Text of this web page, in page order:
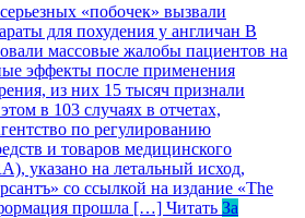
«побочек» вызвали
для похудения у англичан В
массовые жалобы пациентов на
эффекты после применения
из них 15 тысяч признали
в 103 случаях в отчетах,
по регулированию
и товаров медицинского
указано на летальный исход,
со ссылкой на издание «The
прошла […] Читать За